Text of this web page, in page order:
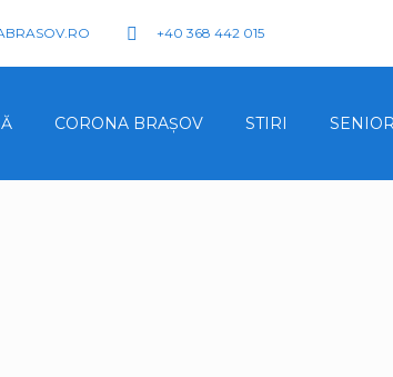
+40 368 442 015
CORONA BRAŞOV STIRI